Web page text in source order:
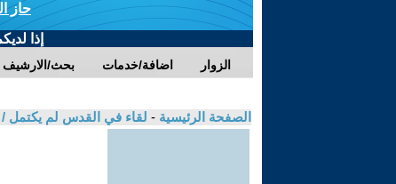
حاز
إذا
بحث/الارشيف اضافة/خدمات الزوار
الصفحة الرئيسية - لقاء في القدس لم